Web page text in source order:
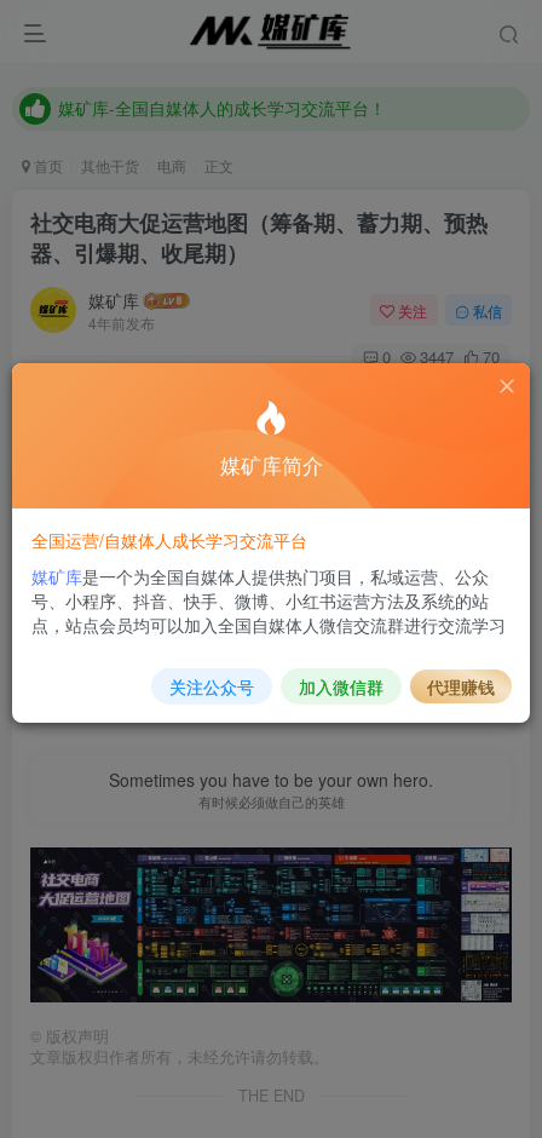
媒矿库-全国自媒体人的成长学习交流平台！
媒矿库-全国自媒体人的成长学习交流平台！
首页 其他干货 电商 正文
社交电商大促运营地图（筹备期、蓄力期、预热
器、引爆期、收尾期）
媒矿库
4年前发布
关注 私信
0 3447 70
此内容为付费资源，请付费后查看
m9.9 m19.9
黄金会员m2.8
立即购买
「社交电商大促运营地图（筹...引爆期、收尾期）.jpg」
Sometimes you have to be your own hero.
有时候必须做自己的英雄
© 版权声明
文章版权归作者所有，未经允许请勿转载。
THE END
媒矿库简介
全国运营/自媒体人成长学习交流平台
媒矿库是一个为全国自媒体人提供热门项目，私域运营、公众
号、小程序、抖音、快手、微博、小红书运营方法及系统的站
点，站点会员均可以加入全国自媒体人微信交流群进行交流学习
关注公众号 加入微信群 代理赚钱